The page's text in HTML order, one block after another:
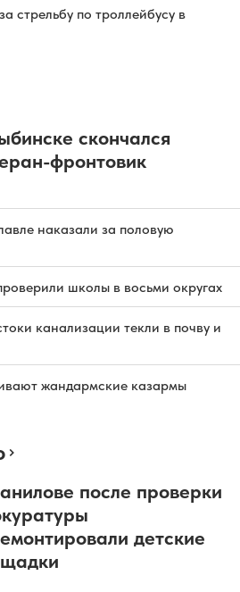
стрельбу по троллейбусу в
скончался
фронтовик
наказали за половую
школы в восьми округах
канализации текли в почву и
жандармские казармы
после проверки
детские